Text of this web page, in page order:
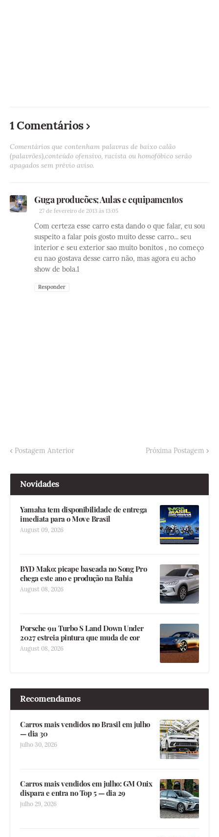
1 Comentários
Comentários que contenham palavras de baixo calão
(palavrões),conteúdo ofensivo, racista ou homofóbico serão
apagados sem prévio aviso.
Guga producões; Aulas e equipamentos
27 de fevereiro de 2013 às 13:05
Com certeza esse carro esta dando o que falar, eu sou
suspeito a falar pois gosto muito desse carro... seu
interior e seu exterior sao muito bonitos , no começo
eu nao gostava desse carro não, mas agora eu acho
show de bola.1
Responder
Postagem Anterior Próxima Postagem
Novidades
Yamaha tem disponibilidade de entrega
imediata para o Move Brasil
August 09, 2026
BYD Mako: picape baseada no Song Pro
chega este ano e produção na Bahia
August 08, 2026
Porsche 911 Turbo S Land Down Under
2027 estreia pintura que muda de cor
August 08, 2026
Recomendamos
Carros mais vendidos no Brasil em julho
— dia 30
julho 30, 2026
Carros mais vendidos em julho: GM Onix
dispara e entra no Top 5 — dia 29
julho 29, 2026